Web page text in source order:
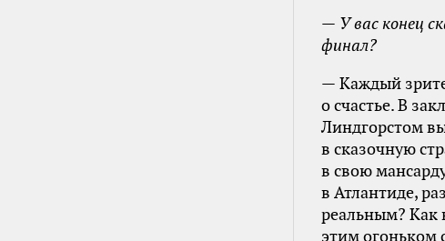
— У вас конец
финал?
— Каждый
о счастье. В
Линдгорстом
в сказочную
в свою
в Атлантиде,
реальным? Как